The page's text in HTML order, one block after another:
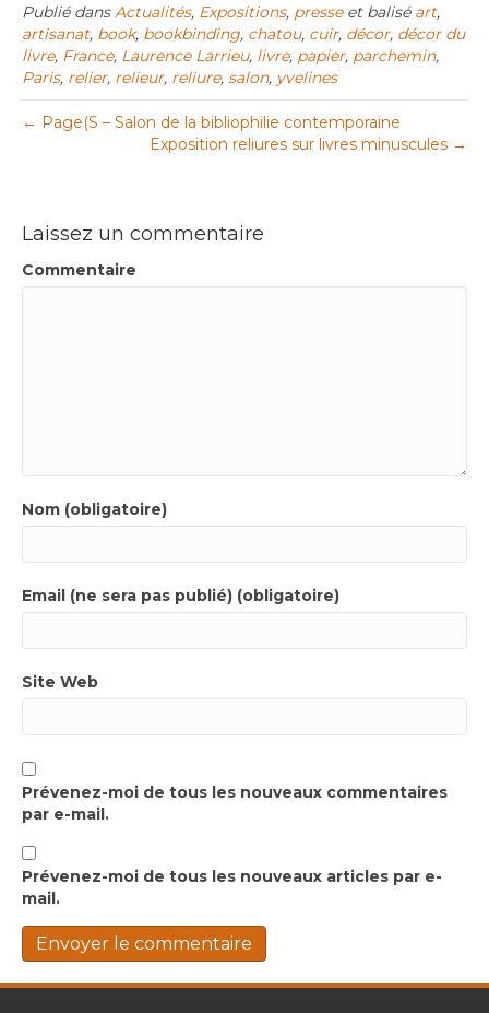
Publié dansActualités, Expositions, presseet balisé art,
artisanat, book, bookbinding, chatou, cuir, décor, décor du
livre, France, Laurence Larrieu, livre, papier, parchemin,
Paris, relier, relieur, reliure, salon, yvelines
← Page(S – Salon de la bibliophilie contemporaine
Exposition reliures sur livres minuscules →
Laissez un commentaire
Commentaire
Nom (obligatoire)
Email (ne sera pas publié) (obligatoire)
Site Web
Prévenez-moi de tous les nouveaux commentaires
par e-mail.
Prévenez-moi de tous les nouveaux articles par e-
mail.